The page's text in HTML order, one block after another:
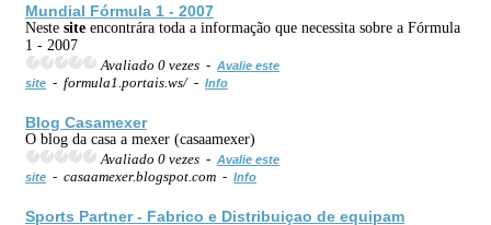
Mundial Fórmula 1 - 2007
Neste site encontrára toda a informação que necessita sobre a Fórmula
1 - 2007
Avaliado 0 vezes - Avalie este
site - formula1.portais.ws/ - Info
Blog Casamexer
O blog da casa a mexer (casaamexer)
Avaliado 0 vezes - Avalie este
site - casaamexer.blogspot.com - Info
Sports Partner - Fabrico e Distribuiçao de equipam